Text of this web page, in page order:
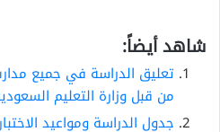
شاهد أيضاً:
تعليق الدراسة في جميع
من قبل وزارة التعليم